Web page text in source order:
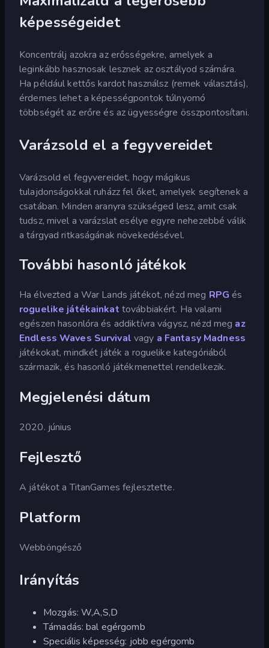
képességeidet
Koncentrálj azokra az erősségekre, amelyek a
leginkább hasznosak lesznek az osztályod számára.
Ha például kettős kardot használsz (remek választás),
érdemes lehet a képességpontok túlnyomó
többségét az erőre és az ügyességre összpontosítani.
Varázsold el a fegyvereidet
Varázsold el fegyvereidet, hogy mágikus
tulajdonságokkal ruházz fel őket, amelyek segítenek a
csatában. Minden aranyra szükséged lesz, amit csak
tudsz, mivel a varázslat esélye egyre nehezebbé válik
a tárgyad ritkaságának növekedésével.
További hasonló játékok
Ha élvezted a War Lands játékot, nézd meg RPG és
roguelike játékainkat továbbiakért. Ha valami
egészen hasonlóra és addiktívra vágysz, nézd meg az
Endless Waves Survival vagy a Fantasy Madness
játékokat, mindkét játék a roguelike kategóriából
származik, és hasonló játékmenettel rendelkezik.
Megjelenési dátum
2020. június
Fejlesztő
A játékot a TitanGames fejlesztette.
Platform
Webböngésző
Irányítás
Mozgás: W,A,S,D
Támadás: bal egérgomb
Speciális képesség: jobb egérgomb